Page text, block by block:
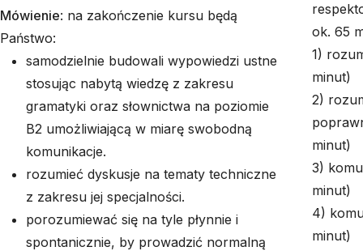
Mówienie: na zakończenie kursu będą
Państwo:
samodzielnie budowali wypowiedzi ustne
stosując nabytą wiedzę z zakresu
gramatyki oraz słownictwa na poziomie
B2 umożliwiającą w miarę swobodną
komunikacje.
rozumieć dyskusje na tematy techniczne
z zakresu jej specjalności.
porozumiewać się na tyle płynnie i
spontanicznie, by prowadzić normalną
ok. 65
1)
minut)
2)
minut)
3)
minut)
4)
minut)